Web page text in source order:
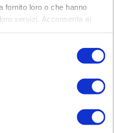
fornito loro o che hanno
servizi. Acconsenta ai
Basket Cremona